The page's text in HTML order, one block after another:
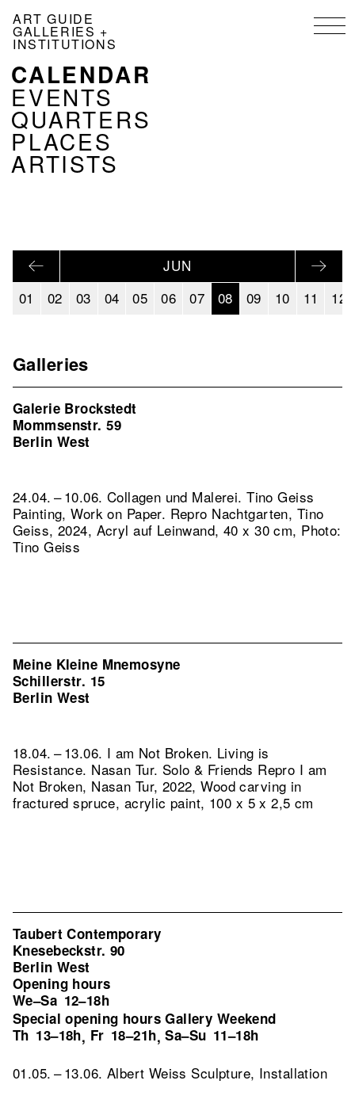
main
ART GUIDE
GALLERIES +
INSTITUTIONS
NAVIGATION
KALENDER
EN
CALENDAR
EVENTS
QUARTERS
PLACES
ARTISTS
JUN
01
02 03 04 05 06 07 08 09 10 11 12
Galleries
Galerie Brockstedt
Mommsenstr. 59
Berlin West
24.04. – 10.06. Collagen und Malerei. Tino Geiss
Painting, Work on Paper. Repro Nachtgarten, Tino
Geiss, 2024, Acryl auf Leinwand, 40 x 30 cm, Photo:
Tino Geiss
Meine Kleine Mnemosyne
Schillerstr. 15
Berlin West
18.04. – 13.06. I am Not Broken. Living is
Resistance. Nasan Tur. Solo & Friends Repro I am
Not Broken, Nasan Tur, 2022, Wood carving in
fractured spruce, acrylic paint, 100 x 5 x 2,5 cm
Taubert Contemporary
Knesebeckstr. 90
Berlin West
Opening hours
We–Sa 12–18h
Special opening hours Gallery Weekend
Th 13–18h, Fr 18–21h,Sa–Su 11–18h
01.05. – 13.06. Albert Weiss Sculpture, Installation